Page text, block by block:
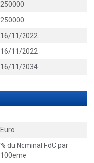
250000
250000
16/11/2022
16/11/2022
16/11/2034
Euro
% du Nominal PdC par
100eme